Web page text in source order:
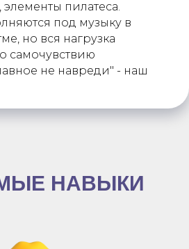
пилатеса.
под музыку в
но вся нагрузка
самочувствию
не навреди" - наш
НАВЫКИ